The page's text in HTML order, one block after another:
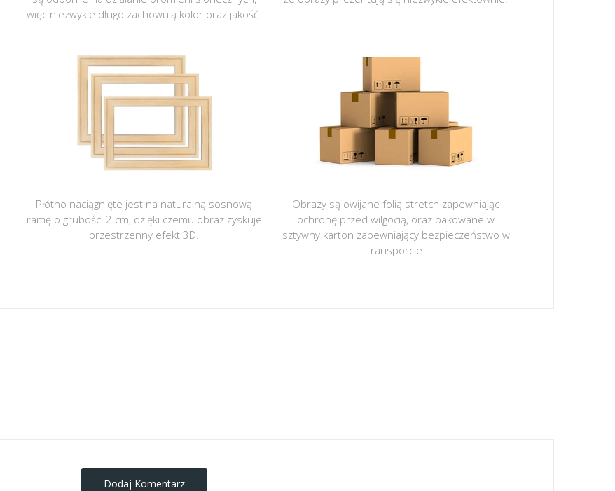
więc niezwykle długo zachowują kolor oraz jakość.
Płótno naciągnięte jest na naturalną sosnową
ramę o grubości 2 cm, dzięki czemu obraz zyskuje
przestrzenny efekt 3D.
Obrazy są owijane folią stretch zapewniając
ochronę przed wilgocią, oraz pakowane w
sztywny karton zapewniający bezpieczeństwo w
transporcie.
Dodaj Komentarz